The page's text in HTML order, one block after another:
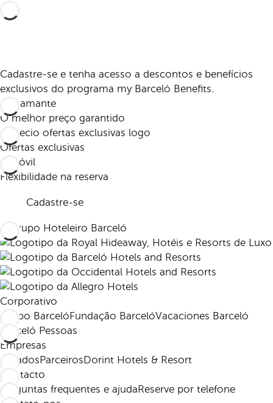
Cadastre-se e tenha acesso a descontos e benefícios
exclusivos do programa my Barceló Benefits.
O melhor preço garantido
Ofertas exclusivas
Flexibilidade na reserva
Cadastre-se
Corporativo
Grupo BarcelóFundação BarcelóVacaciones Barceló
Barceló Pessoas
Empresas
AfiliadosParceirosDorint Hotels & Resort
Contacto
Perguntas frequentes e ajudaReserve por telefone